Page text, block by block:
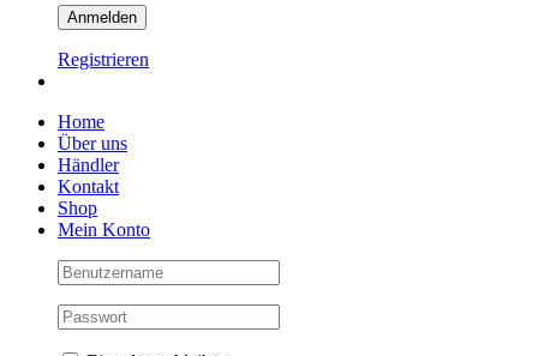
Registrieren
Home
Über uns
Händler
Kontakt
Shop
Mein Konto